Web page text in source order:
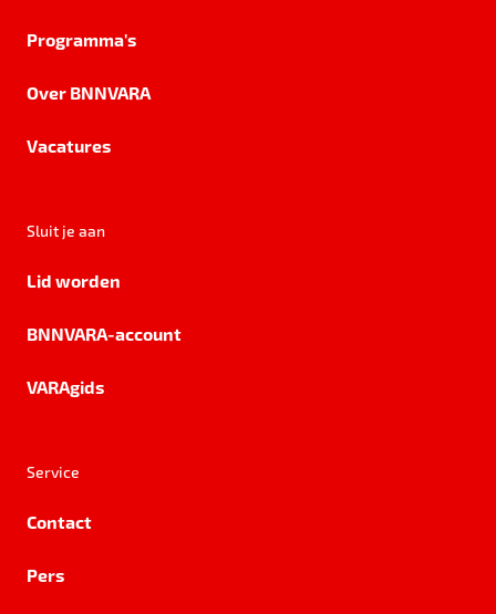
Programma's
Over BNNVARA
Vacatures
Sluit je aan
Lid worden
BNNVARA-account
VARAgids
Service
Contact
Pers